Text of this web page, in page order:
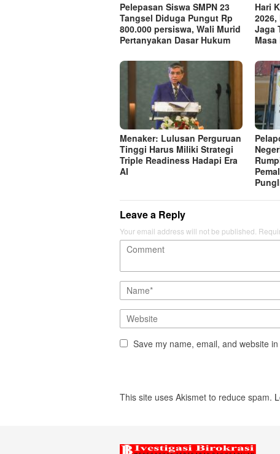
Pelepasan Siswa SMPN 23
Tangsel Diduga Pungut Rp
800.000 persiswa, Wali Murid
Pertanyakan Dasar Hukum
Hari
Jaga
Masa
Menaker: Lulusan Perguruan
Tinggi Harus Miliki Strategi
Triple Readiness Hadapi Era
AI
Leave a Reply
Your email address will not be published.
Save my name, email, and website
This site uses Akismet to reduce spam.